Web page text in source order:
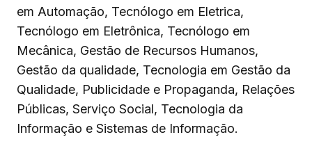
em Automação, Tecnólogo em Eletrica,
Tecnólogo em Eletrônica, Tecnólogo em
Mecânica, Gestão de Recursos Humanos,
Gestão da qualidade, Tecnologia em Gestão da
Qualidade, Publicidade e Propaganda, Relações
Públicas, Serviço Social, Tecnologia da
Informação e Sistemas de Informação.